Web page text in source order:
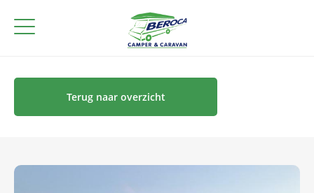
Terug naar overzicht